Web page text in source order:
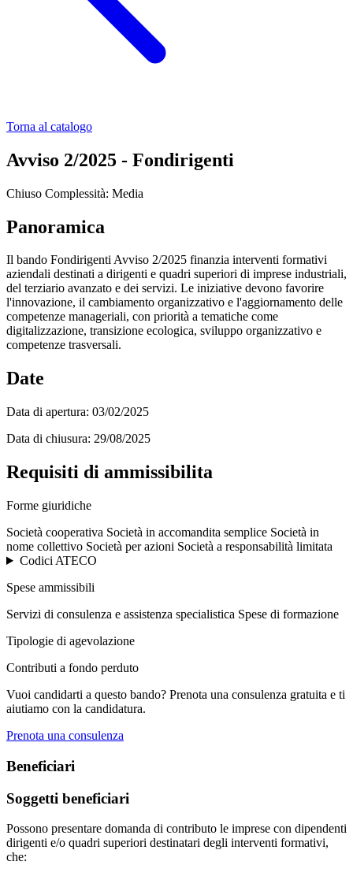
Torna al catalogo
Avviso 2/2025 - Fondirigenti
Chiuso Complessità: Media
Panoramica
Il bando Fondirigenti Avviso 2/2025 finanzia interventi formativi
aziendali destinati a dirigenti e quadri superiori di imprese industriali,
del terziario avanzato e dei servizi. Le iniziative devono favorire
l'innovazione, il cambiamento organizzativo e l'aggiornamento delle
competenze manageriali, con priorità a tematiche come
digitalizzazione, transizione ecologica, sviluppo organizzativo e
competenze trasversali.
Date
Data di apertura: 03/02/2025
Data di chiusura: 29/08/2025
Requisiti di ammissibilita
Forme giuridiche
Società cooperativa Società in accomandita semplice Società in
nome collettivo Società per azioni Società a responsabilità limitata
Codici ATECO
Spese ammissibili
Servizi di consulenza e assistenza specialistica Spese di formazione
Tipologie di agevolazione
Contributi a fondo perduto
Vuoi candidarti a questo bando? Prenota una consulenza gratuita e ti
aiutiamo con la candidatura.
Prenota una consulenza
Beneficiari
Soggetti beneficiari
Possono presentare domanda di contributo le imprese con dipendenti
dirigenti e/o quadri superiori destinatari degli interventi formativi,
che: